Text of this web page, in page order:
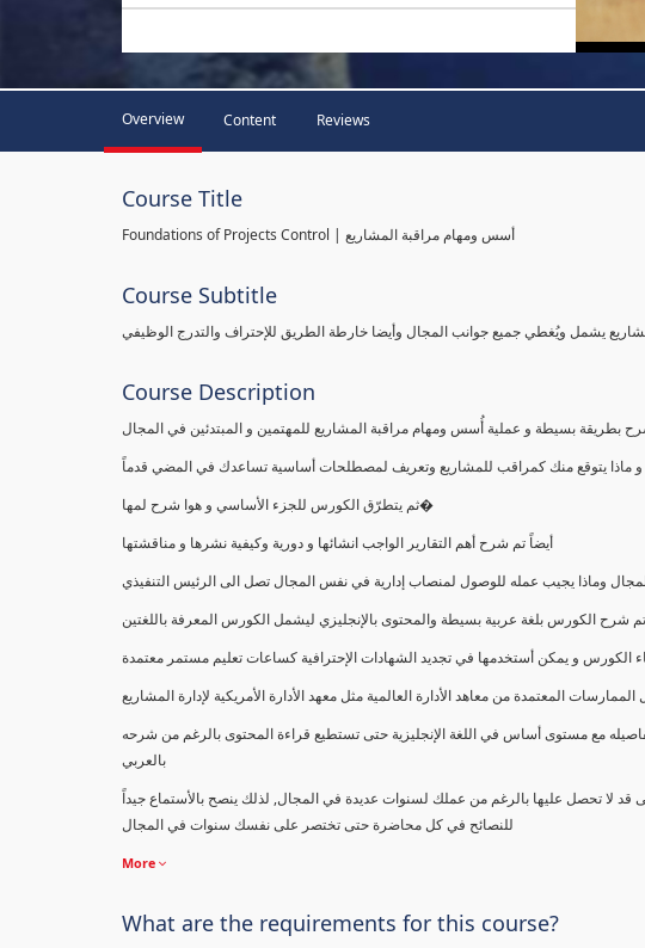
Overview Content Reviews
Course Title
Foundations of Projects Control | أسس ومهام مراقبة المشاريع
Course Subtitle
يشمل ويُغطي جميع جوانب المجال وأيضا خارطة الطريق للإحتراف والتدرج الوظيفي
Course Description
بطريقة بسيطة و عملية أُسس ومهام مراقبة المشاريع للمهتمين و المبتدئين في المجال
و ماذا يتوقع منك كمراقب للمشاريع وتعريف لمصطلحات أساسية تساعدك في المضي قدماً
ثم يتطرّق الكورس للجزء الأساسي و هوا شرح لمها�
أيضاً تم شرح أهم التقارير الواجب انشائها و دورية وكيفية نشرها و مناقشتها
المجال وماذا يجيب عمله للوصول لمنصاب إدارية في نفس المجال تصل الى الرئيس التنفيذي
تم شرح الكورس بلغة عربية بسيطة والمحتوى بالإنجليزي ليشمل الكورس المعرفة باللغتين
الكورس و يمكن أستخدمها في تجديد الشهادات الإحترافية كساعات تعليم مستمر معتمدة
المعتمدة من معاهد الأدارة العالمية مثل معهد الأدارة الأمريكية لإدارة المشاريع
مع مستوى أساس في اللغة الإنجليزية حتى تستطيع قراءة المحتوى بالرغم من شرحه
بالعربي
قد لا تحصل عليها بالرغم من عملك لسنوات عديدة في المجال, لذلك ينصح بالأستماع جيداً
للنصائح في كل محاضرة حتى تختصر على نفسك سنوات في المجال
More
What are the requirements for this course?